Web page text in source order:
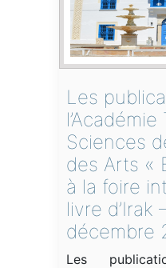
Les
Sciences
des Arts «
à la foire
livre d’Irak
décembre
Les